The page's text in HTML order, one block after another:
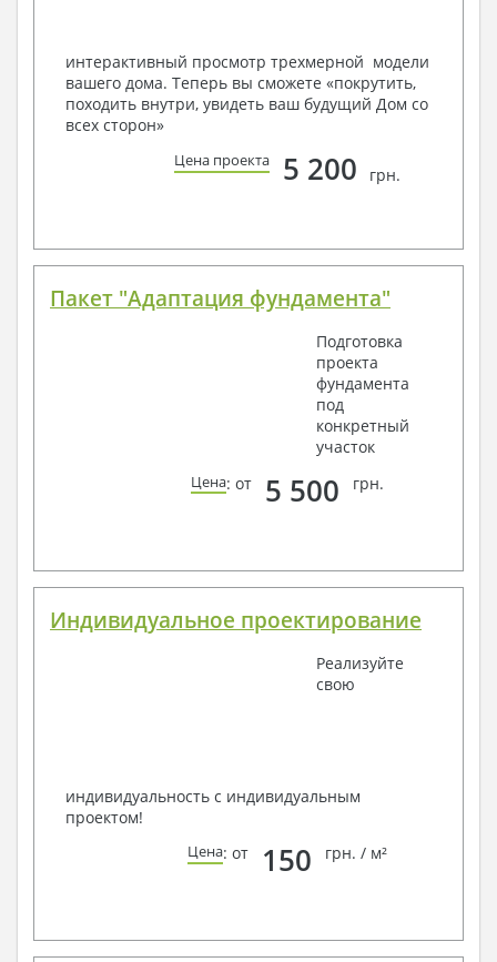
условий, за дополнительную плату.
Получить профессиональную консультацию у
наших специалистов, Вы можете любым
способом связи: закажите обратный звонок,
по viber, e-mail, телефон -
интерактивный просмотр трехмерной модели
вашего дома. Теперь вы сможете «покрутить,
походить внутри, увидеть ваш будущий Дом со
всех сторон»
Цена проекта 5 200 грн.
Пакет "Адаптация фундамента"
Подготовка
проекта
фундамента
под
конкретный
участок
Цена: от 5 500 грн.
Индивидуальное проектирование
Реализуйте
свою
индивидуальность с индивидуальным
проектом!
Цена: от 150 грн. / м²